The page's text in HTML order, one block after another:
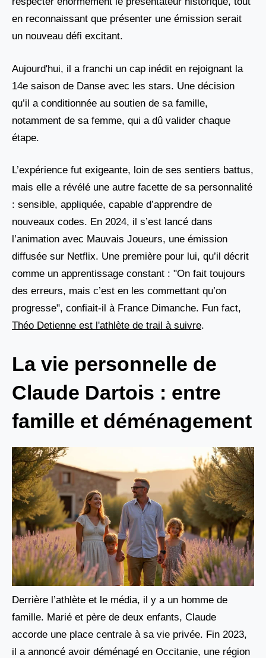
en reconnaissant que présenter une émission serait
un nouveau défi excitant.
Aujourd'hui, il a franchi un cap inédit en rejoignant la
14e saison de Danse avec les stars. Une décision
qu’il a conditionnée au soutien de sa famille,
notamment de sa femme, qui a dû valider chaque
étape.
L’expérience fut exigeante, loin de ses sentiers battus,
mais elle a révélé une autre facette de sa personnalité
: sensible, appliquée, capable d’apprendre de
nouveaux codes. En 2024, il s’est lancé dans
l’animation avec Mauvais Joueurs, une émission
diffusée sur Netflix. Une première pour lui, qu’il décrit
comme un apprentissage constant : "On fait toujours
des erreurs, mais c’est en les commettant qu’on
progresse", confiait-il à France Dimanche. Fun fact,
Théo Detienne est l'athlète de trail à suivre.
La vie personnelle de
Claude Dartois : entre
famille et déménagement
Derrière l’athlète et le média, il y a un homme de
famille. Marié et père de deux enfants, Claude
accorde une place centrale à sa vie privée. Fin 2023,
il a annoncé avoir déménagé en Occitanie, une région